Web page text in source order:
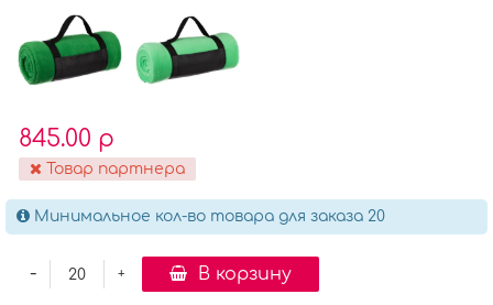
845.00 р
Товар партнера
Минимальное кол-во товара для заказа 20
+
- В корзину